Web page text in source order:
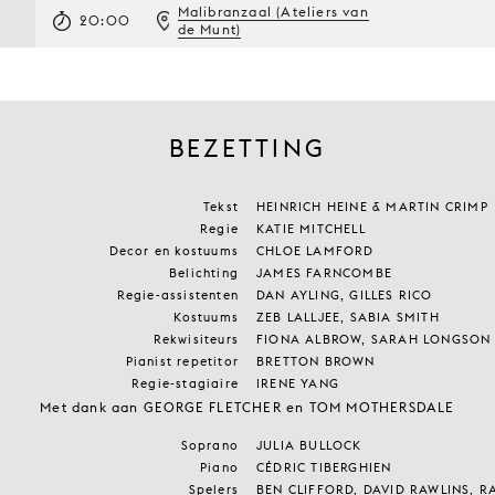
20:00
Malibranzaal (Ateliers van
de Munt)
BEZETTING
Tekst
HEINRICH HEINE & MARTIN CRIMP
Regie
KATIE MITCHELL
Decor en kostuums
CHLOE LAMFORD
Belichting
JAMES FARNCOMBE
Regie-assistenten
DAN AYLING, GILLES RICO
Kostuums
ZEB LALLJEE, SABIA SMITH
Rekwisiteurs
FIONA ALBROW, SARAH LONGSON
Pianist repetitor
BRETTON BROWN
Regie-stagiaire
IRENE YANG
Met dank aan GEORGE FLETCHER en TOM MOTHERSDALE
Soprano
JULIA BULLOCK
Piano
CÉDRIC TIBERGHIEN
Spelers
BEN CLIFFORD, DAVID RAWLINS,